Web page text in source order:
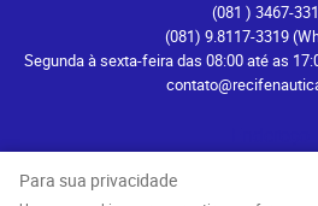
(081 ) 3467-
(081) 9.8117-3319
Segunda à sexta-feira das 08:00 até as
Avenida Herculano Bandeira, 476
Para sua privacidade